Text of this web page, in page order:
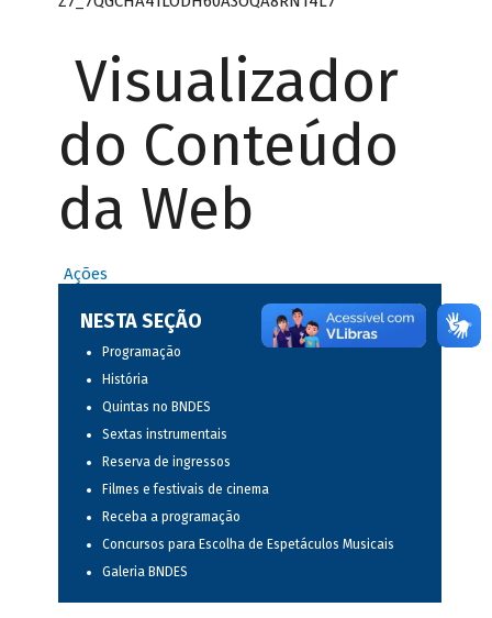
Visualizador
do Conteúdo
da Web
Ações
NESTA SEÇÃO
Programação
História
Quintas no BNDES
Sextas instrumentais
Reserva de ingressos
Filmes e festivais de cinema
Receba a programação
Concursos para Escolha de Espetáculos Musicais
Galeria BNDES